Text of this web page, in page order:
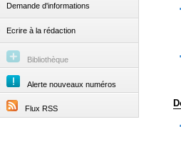
Demande d'informations
Ecrire à la rédaction
Bibliothèque
Alerte nouveaux numéros
Flux RSS